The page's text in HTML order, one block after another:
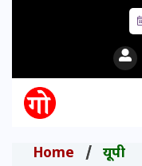
Home
यूपी